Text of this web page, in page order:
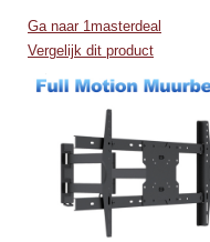
Ga naar 1masterdeal
Vergelijk dit product